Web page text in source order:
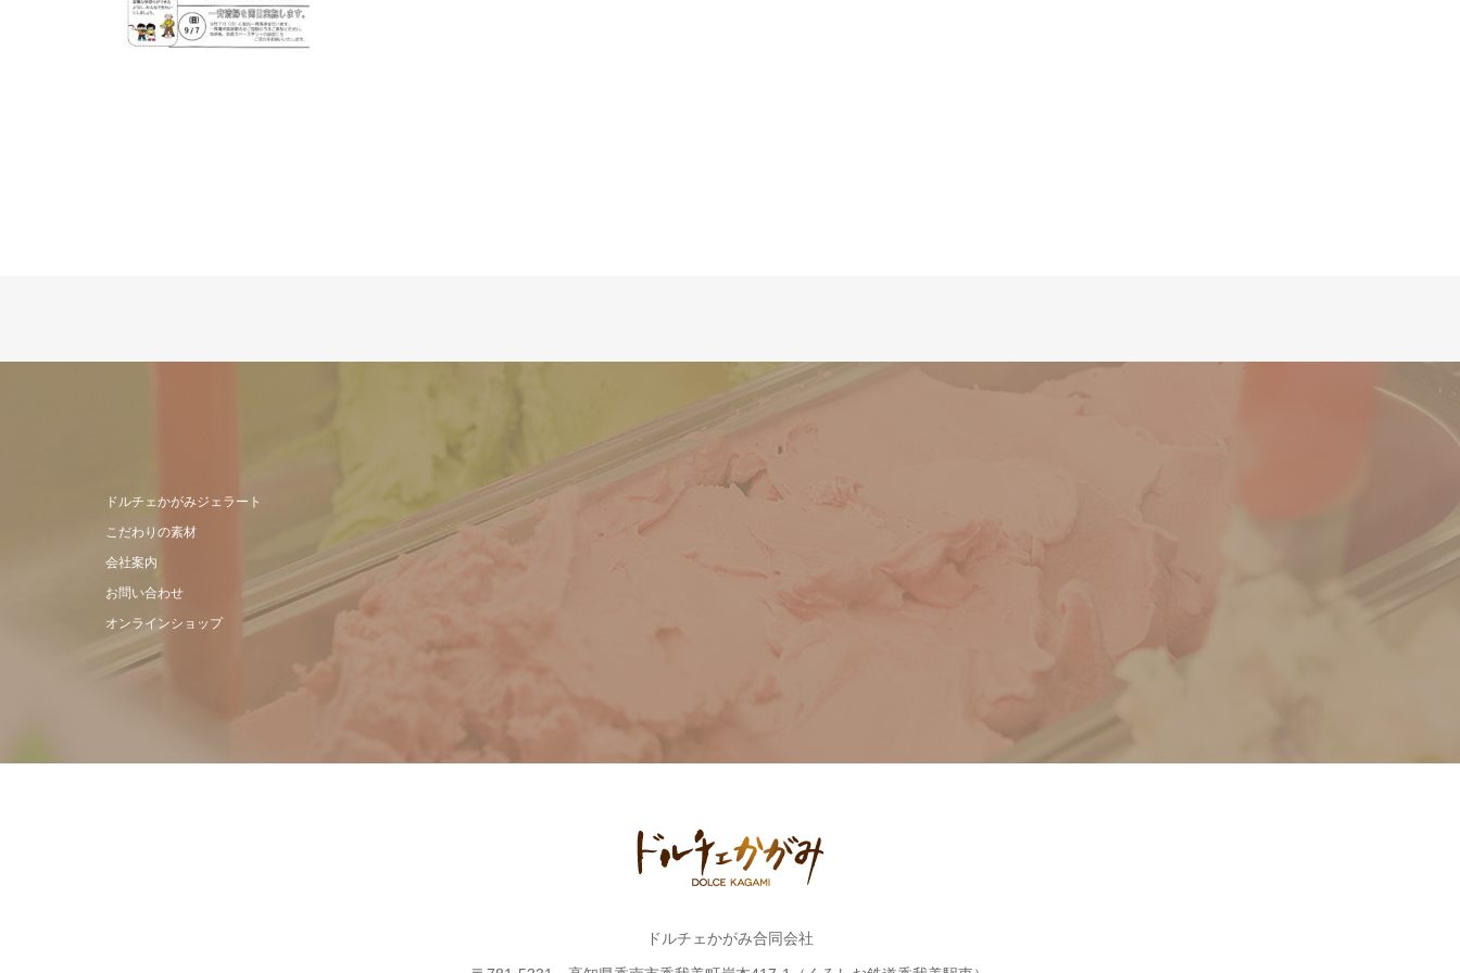
ドルチェかがみジェラート
こだわりの素材
会社案内
お問い合わせ
オンラインショップ
ドルチェかがみ合同会社